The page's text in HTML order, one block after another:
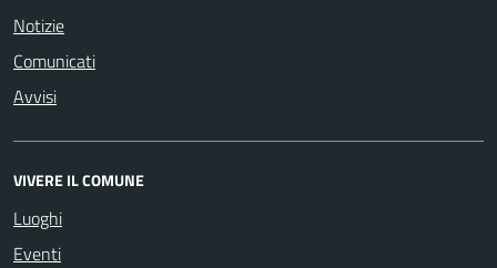
Notizie
Comunicati
Avvisi
VIVERE IL COMUNE
Luoghi
Eventi